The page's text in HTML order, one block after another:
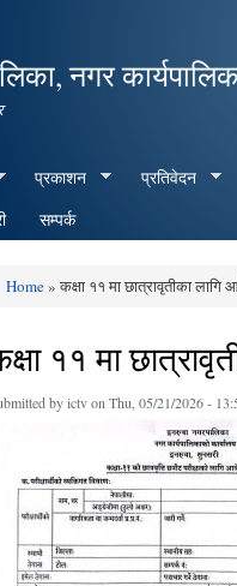
नगर
प्रकाशन प्रतिवेदन
सम्पर्क
Home» कक्षा ११ मा छात्रावृतीका लागि
११ मा
byictvon Thu, 05/21/2026 -